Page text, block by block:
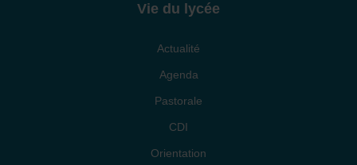
Vie du lycée
Actualité
Agenda
Pastorale
CDI
Orientation